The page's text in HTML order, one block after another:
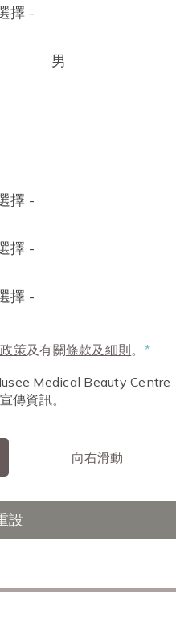
擇 -
男
擇 -
擇 -
擇 -
策及有關條款及細則。 *
Medical Beauty Centre
傳資訊。
向右滑動
設